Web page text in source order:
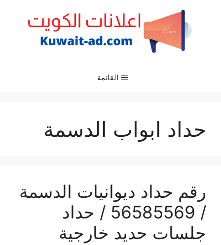
القائمة
حداد ابواب الدسمة
رقم حداد ديوانيات الدسمة
/ 56585569 / حداد
جلسات حديد خارجية